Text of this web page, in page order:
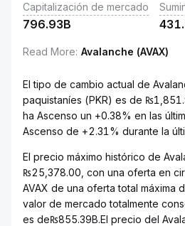
Capitalización de mercado
796.93B
Read More: Avalanche (AVAX)
El tipo de cambio actual de
paquistaníes (PKR) es de
ha Ascenso un +0.38% en las
Ascenso de +2.31% durante la
El precio máximo histórico de
₨25,378.00, con una oferta en
AVAX de una oferta total máxima
valor de mercado totalmente
es de₨855.39B.El precio del